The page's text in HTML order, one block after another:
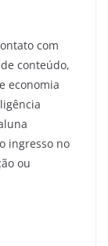
com
conteúdo,
economia
ingresso no
ou